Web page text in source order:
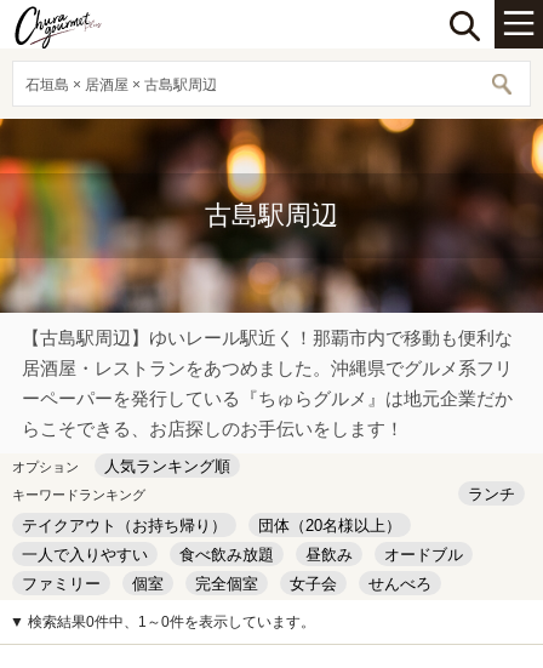
石垣島 × 居酒屋 × 古島駅周辺
古島駅周辺
【古島駅周辺】ゆいレール駅近く！那覇市内で移動も便利な
居酒屋・レストランをあつめました。沖縄県でグルメ系フリ
ーペーパーを発行している『ちゅらグルメ』は地元企業だか
らこそできる、お店探しのお手伝いをします！
オプション 人気ランキング順
キーワードランキング
ランチ
テイクアウト（お持ち帰り）
団体（20名様以上）
一人で入りやすい
食べ飲み放題 昼飲み
オードブル
ファミリー
個室 完全個室 女子会
せんべろ
キッズルーム
安い デート
▼ 検索結果0件中、1～0件を表示しています。